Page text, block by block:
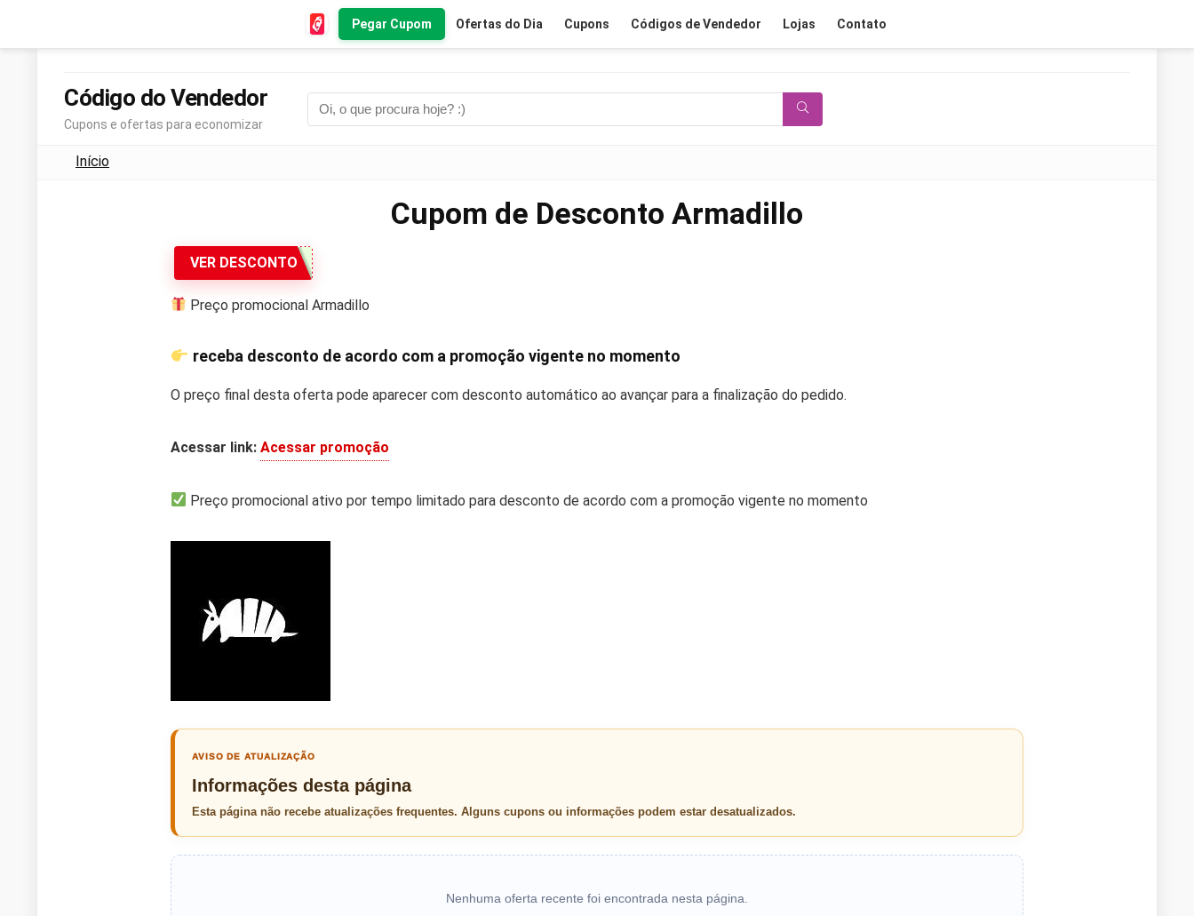
Pegar Cupom Ofertas do Dia Cupons Códigos de Vendedor Lojas Contato
Código do Vendedor
Cupons e ofertas para economizar
Início
Cupom de Desconto Armadillo
VER DESCONTO
Preço promocional Armadillo
receba desconto de acordo com a promoção vigente no momento
O preço final desta oferta pode aparecer com desconto automático ao avançar para a finalização do pedido.
Acessar link: Acessar promoção
Preço promocional ativo por tempo limitado para desconto de acordo com a promoção vigente no momento
AVISO DE ATUALIZAÇÃO
Informações desta página
Esta página não recebe atualizações frequentes. Alguns cupons ou informações podem estar desatualizados.
Nenhuma oferta recente foi encontrada nesta página.